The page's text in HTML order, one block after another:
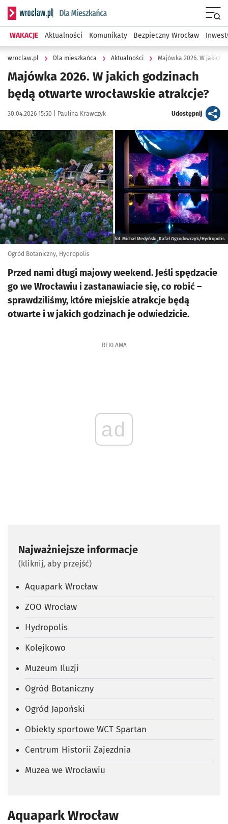
Serwis informacyjny wroclaw.pl podserwis: Dla mieszkańca
WAKACJE Aktualności Komunikaty Bezpieczny Wrocław
wroclaw.pl Dla mieszkańca Aktualności Majówka 2026. W jakich
Majówka 2026. W jakich godzinach
będą otwarte wrocławskie atrakcje?
Data publikacji:
30.04.2026 15:50 | Autor:
Paulina Krawczyk Udostępnijartykuł
Kliknij, aby powiększyć
fot. Michał Medyński, Rafał Ogrodowczyk/Hydropolis
Ogród Botaniczny, Hydropolis
Przed nami długi majowy weekend. Jeśli spędzacie
go we Wrocławiu i zastanawiacie się, co robić –
sprawdziliśmy, które miejskie atrakcje będą
otwarte i w jakich godzinach je odwiedzicie.
REKLAMA
ad
Najważniejsze informacje
(kliknij, aby przejść)
Aquapark Wrocław
ZOO Wrocław
Hydropolis
Kolejkowo
Muzeum Iluzji
Ogród Botaniczny
Ogród Japoński
Obiekty sportowe WCT Spartan
Centrum Historii Zajezdnia
Muzea we Wrocławiu
Aquapark Wrocław